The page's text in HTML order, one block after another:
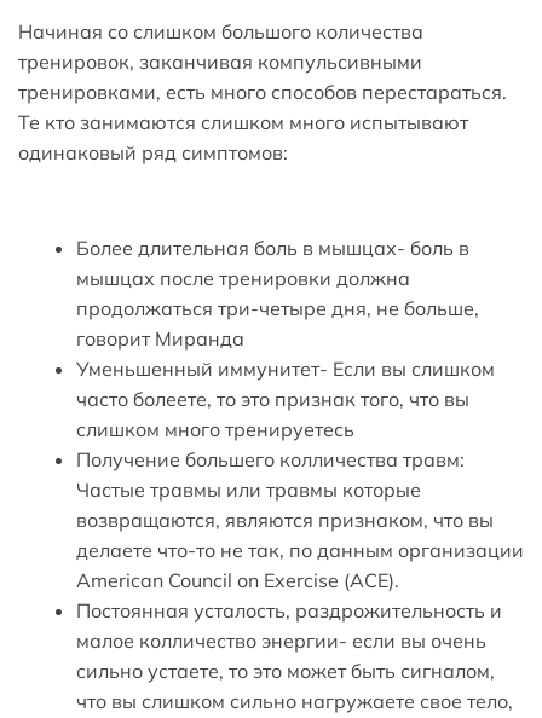
Начиная со слишком большого количества
тренировок, заканчивая компульсивными
тренировками, есть много способов перестараться.
Те кто занимаются слишком много испытывают
одинаковый ряд симптомов:
Более длительная боль в мышцах- боль в
мышцах после тренировки должна
продолжаться три-четыре дня, не больше,
говорит Миранда
Уменьшенный иммунитет- Если вы слишком
часто болеете, то это признак того, что вы
слишком много тренируетесь
Получение большего колличества травм:
Частые травмы или травмы которые
возвращаются, являются признаком, что вы
делаете что-то не так, по данным организации
American Council on Exercise (ACE).
Постоянная усталость, раздрожительность и
малое колличество энергии- если вы очень
сильно устаете, то это может быть сигналом,
что вы слишком сильно нагружаете свое тело,